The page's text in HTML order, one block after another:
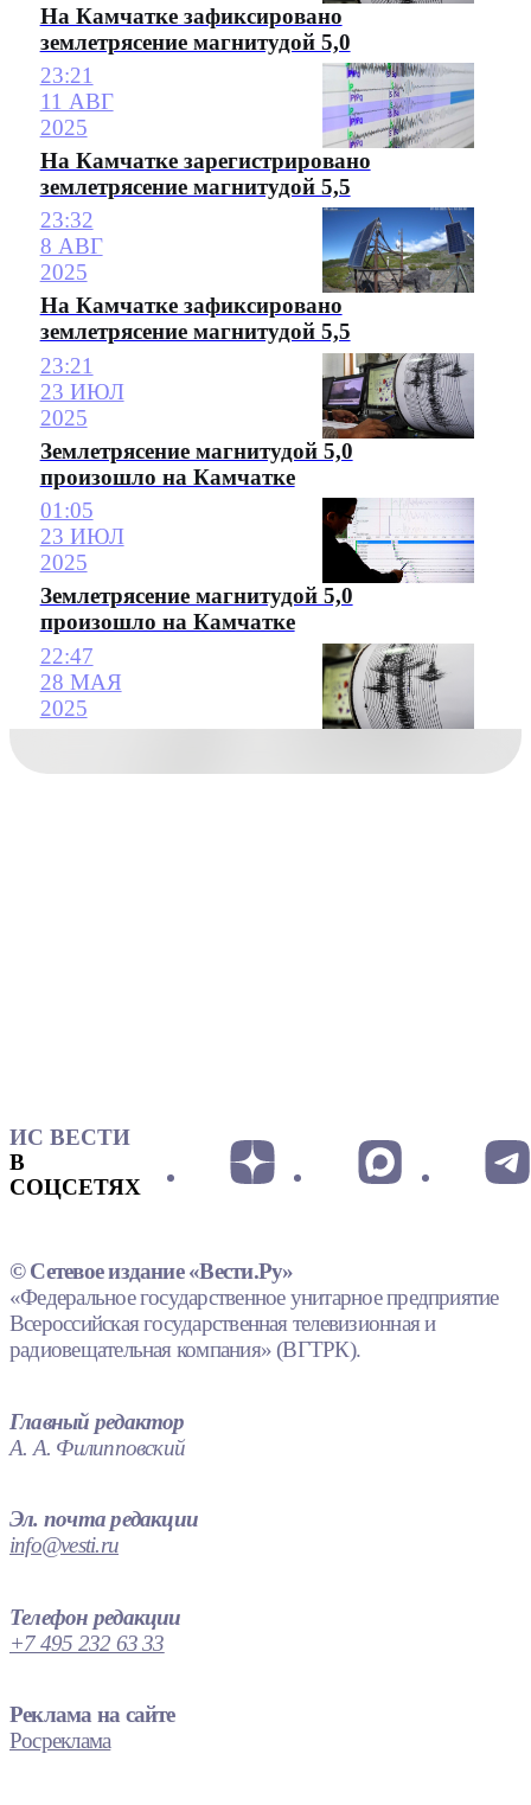
На Камчатке зафиксировано
землетрясение магнитудой 5,0
23:21
11 АВГ
2025
На Камчатке зарегистрировано
землетрясение магнитудой 5,5
23:32
8 АВГ
2025
На Камчатке зафиксировано
землетрясение магнитудой 5,5
23:21
23 ИЮЛ
2025
Землетрясение магнитудой 5,0
произошло на Камчатке
01:05
23 ИЮЛ
2025
Землетрясение магнитудой 5,0
произошло на Камчатке
22:47
28 МАЯ
2025
ИС ВЕСТИ
В
СОЦСЕТЯХ
© Сетевое издание «Вести.Ру»
«Федеральное государственное унитарное предприятие
Всероссийская государственная телевизионная и
радиовещательная компания» (ВГТРК).
Главный редактор
А. А. Филипповский
Эл. почта редакции
info@vesti.ru
Телефон редакции
+7 495 232 63 33
Реклама на сайте
Росреклама